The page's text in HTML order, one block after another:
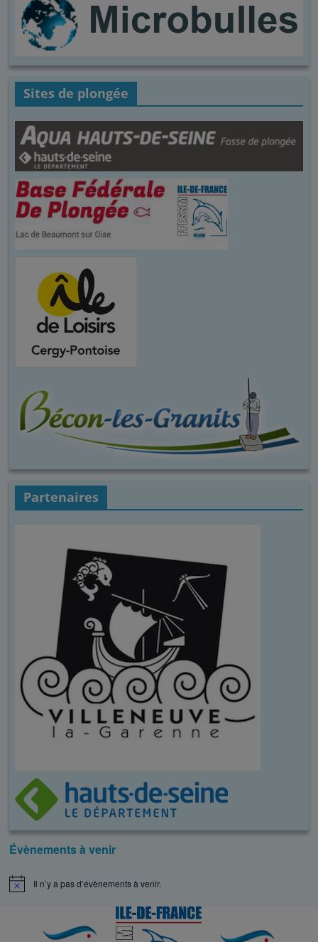
Sites de plongée
Partenaires
Évènements à venir
N
Il n’y a pas d’évènements à venir.